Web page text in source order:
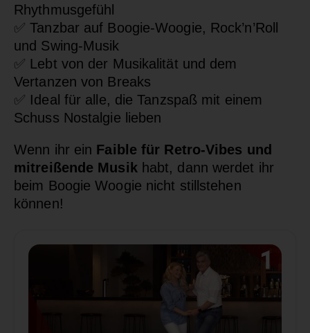
Rhythmusgefühl
✅ Tanzbar auf Boogie-Woogie, Rock’n’Roll
und Swing-Musik
✅ Lebt von der Musikalität und dem
Vertanzen von Breaks
✅ Ideal für alle, die Tanzspaß mit einem
Schuss Nostalgie lieben
Wenn ihr ein Faible für Retro-Vibes und
mitreißende Musik habt, dann werdet ihr
beim Boogie Woogie nicht stillstehen
können!